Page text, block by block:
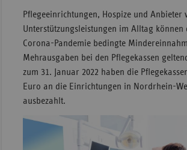
Pflegeeinrichtungen, Hospize und Anbieter
Unterstützungsleistungen im Alltag können
Corona-Pandemie bedingte
Mehrausgaben bei den Pflegekassen
zum 31. Januar 2022 haben die
Euro an die Einrichtungen in Nordrhein-
ausbezahlt.